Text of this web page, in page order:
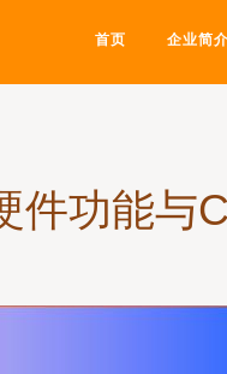
首页 企业简介
件功能与